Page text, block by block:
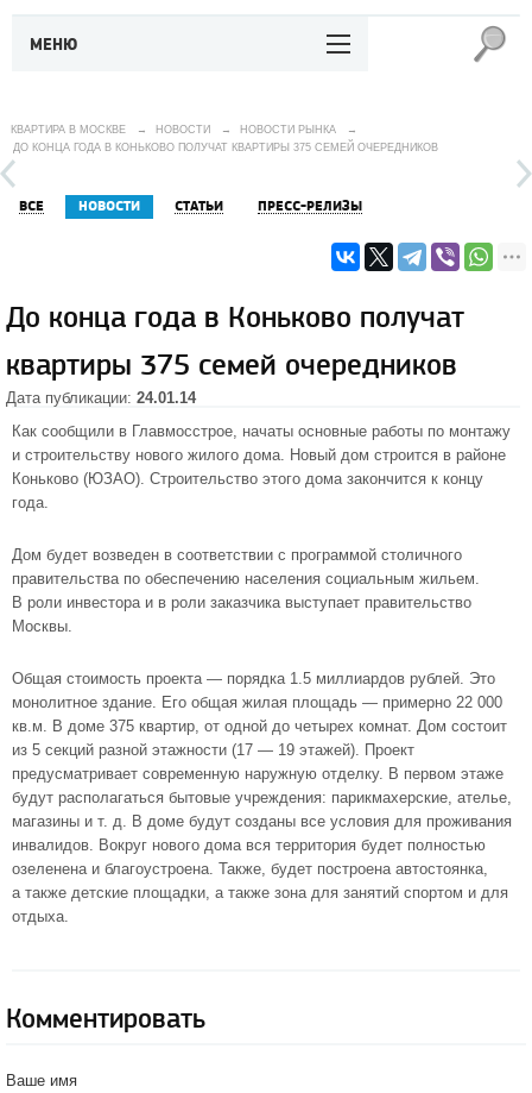
МЕНЮ
КВАРТИРА В МОСКВЕ → НОВОСТИ → НОВОСТИ РЫНКА
→
ДО КОНЦА ГОДА В КОНЬКОВО ПОЛУЧАТ КВАРТИРЫ 375 СЕМЕЙ ОЧЕРЕДНИКОВ
ВСЕ НОВОСТИ СТАТЬИ ПРЕСС-РЕЛИЗЫ
До конца года в Коньково получат
квартиры 375 семей очередников
Дата публикации: 24.01.14
Как сообщили в Главмосстрое, начаты основные работы по монтажу
и строительству нового жилого дома. Новый дом строится в районе
Коньково (ЮЗАО). Строительство этого дома закончится к концу
года.
Дом будет возведен в соответствии с программой столичного
правительства по обеспечению населения социальным жильем.
В роли инвестора и в роли заказчика выступает правительство
Москвы.
Общая стоимость проекта — порядка 1.5 миллиардов рублей. Это
монолитное здание. Его общая жилая площадь — примерно 22 000
кв.м. В доме 375 квартир, от одной до четырех комнат. Дом состоит
из 5 секций разной этажности (17 — 19 этажей). Проект
предусматривает современную наружную отделку. В первом этаже
будут располагаться бытовые учреждения: парикмахерские, ателье,
магазины и т. д. В доме будут созданы все условия для проживания
инвалидов. Вокруг нового дома вся территория будет полностью
озеленена и благоустроена. Также, будет построена автостоянка,
а также детские площадки, а также зона для занятий спортом и для
отдыха.
Комментировать
Ваше имя